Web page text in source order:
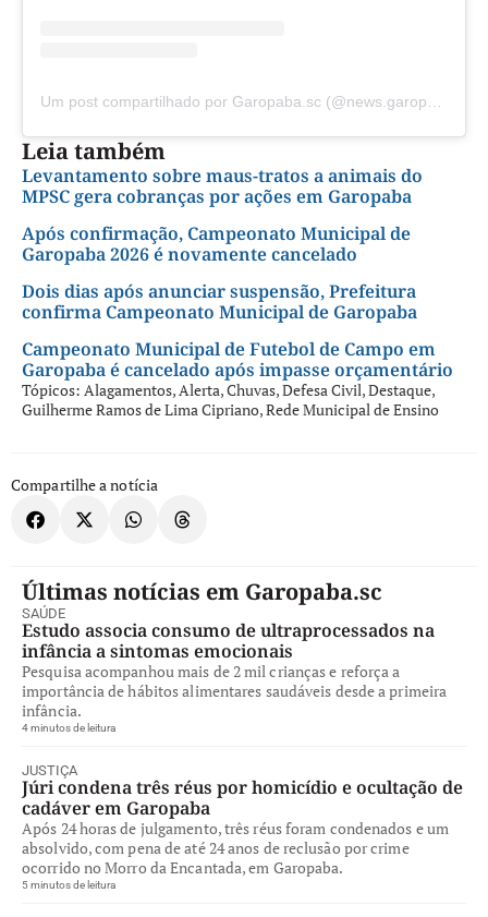
Leia também
Levantamento sobre maus-tratos a animais do
MPSC gera cobranças por ações em Garopaba
Após confirmação, Campeonato Municipal de
Garopaba 2026 é novamente cancelado
Dois dias após anunciar suspensão, Prefeitura
confirma Campeonato Municipal de Garopaba
Campeonato Municipal de Futebol de Campo em
Garopaba é cancelado após impasse orçamentário
Tópicos: Alagamentos,Alerta,Chuvas,Defesa Civil,Destaque,
Guilherme Ramos de Lima Cipriano,Rede Municipal de Ensino
Compartilhe a notícia
Últimas notícias em Garopaba.sc
SAÚDE
Estudo associa consumo de ultraprocessados na
infância a sintomas emocionais
Pesquisa acompanhou mais de 2 mil crianças e reforça a
importância de hábitos alimentares saudáveis desde a primeira
infância.
4 minutos de leitura
JUSTIÇA
Júri condena três réus por homicídio e ocultação de
cadáver em Garopaba
Após 24 horas de julgamento, três réus foram condenados e um
absolvido, com pena de até 24 anos de reclusão por crime
ocorrido no Morro da Encantada, em Garopaba.
5 minutos de leitura